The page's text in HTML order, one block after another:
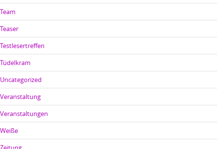
Team
Teaser
Testlesertreffen
Tüdelkram
Uncategorized
Veranstaltung
Veranstaltungen
Weiße